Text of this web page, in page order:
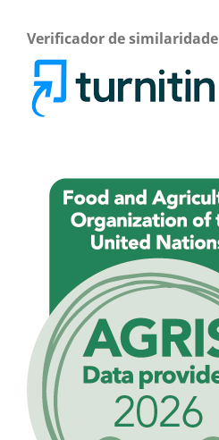
Verificador de similaridade